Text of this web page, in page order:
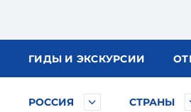
ГИДЫ И ЭКСКУРСИИ
РОССИЯ СТРАНЫ